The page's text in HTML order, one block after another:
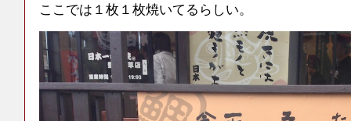
ここでは１枚１枚焼いてるらしい。